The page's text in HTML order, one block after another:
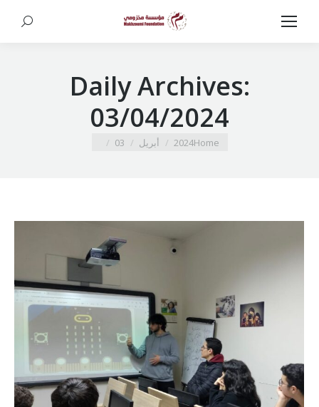
Search:
Daily Archives:
03/04/2024
You are here:
Home
2024 أبريل 03